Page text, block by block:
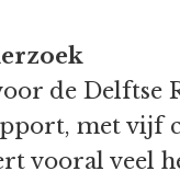
de Delftse
met vijf
vooral veel